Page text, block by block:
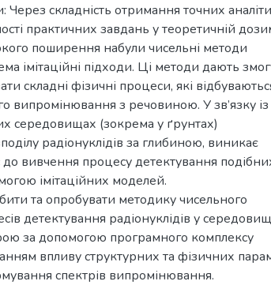
Через складність отримання точних
практичних завдань у теоретичній
поширення набули чисельні методи
імітаційні підходи. Ці методи дають
складні фізичні процеси, які
випромінювання з речовиною. У зв’язку із
середовищах (зокрема у ґрунтах)
радіонуклідів за глибиною, виникає
вивчення процесу детектування
імітаційних моделей.
та опробувати методику чисельного
детектування радіонуклідів у
за допомогою програмного комплексу
впливу структурних та фізичних
спектрів випромінювання.